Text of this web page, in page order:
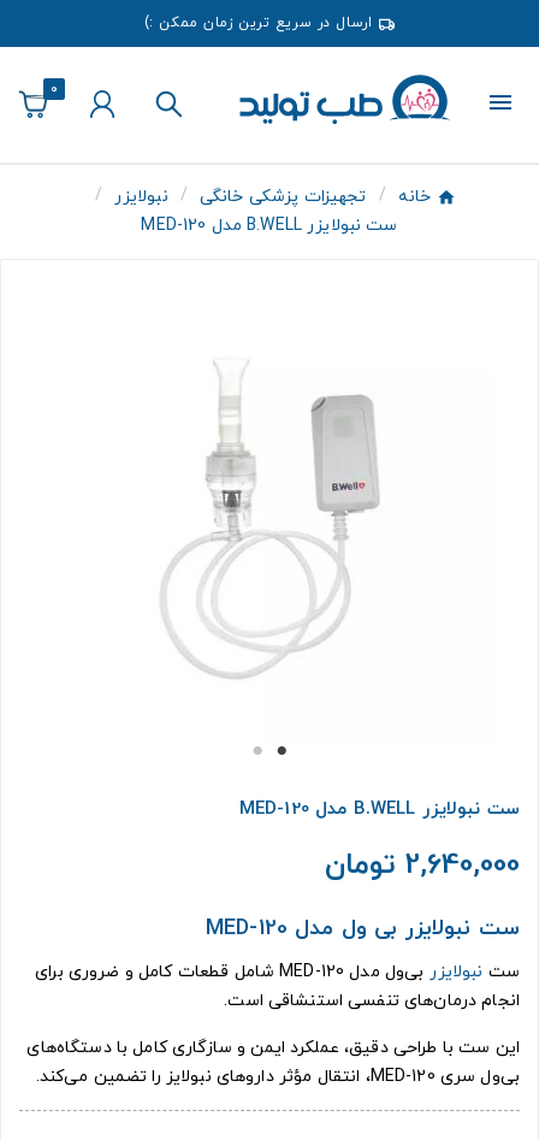
ارسال در سریع ترین زمان ممکن :)
0
خانه تجهیزات پزشکی خانگی
نبولایزر
ست نبولایزر B.WELL مدل 120-MED
ست نبولایزر B.WELL مدل 120-MED
2,640,000 تومان
ست نبولایزر بی ول مدل 120-MED
ست نبولایزر
بی‌ول مدل 120-MED شامل قطعات کامل و ضروری برای
انجام درمان‌های تنفسی استنشاقی است.
این ست با طراحی دقیق، عملکرد ایمن و سازگاری کامل با دستگاه‌های
بی‌ول سری 120-MED، انتقال مؤثر داروهای نبولایز را تضمین می‌کند.